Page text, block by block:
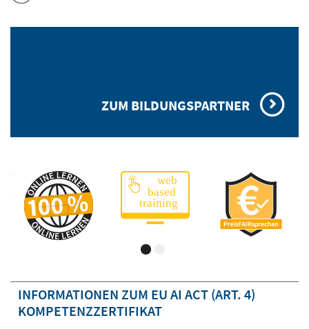
ZUM BILDUNGSPARTNER
INFORMATIONEN ZUM EU AI ACT (ART. 4)
KOMPETENZZERTIFIKAT